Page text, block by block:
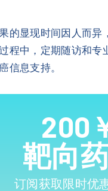
的显现时间因人而
程中，定期随访和
信息支持。
200
靶向
订阅获取限时优